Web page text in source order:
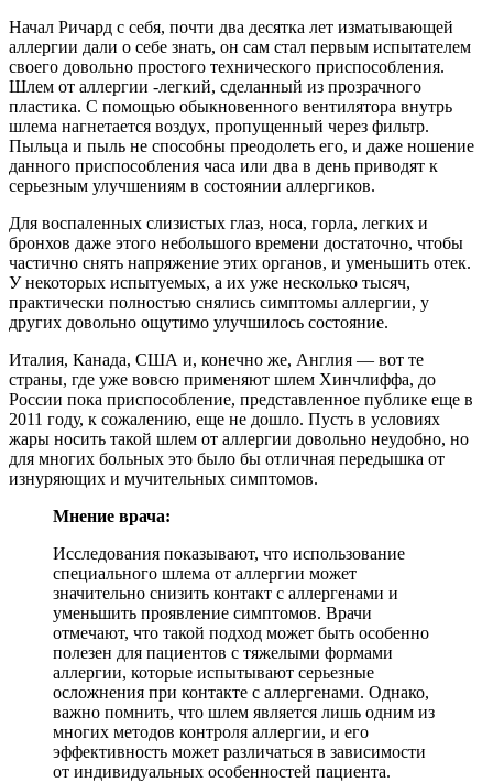
Начал Ричард с себя, почти два десятка лет изматывающей
аллергии дали о себе знать, он сам стал первым испытателем
своего довольно простого технического приспособления.
Шлем от аллергии -легкий, сделанный из прозрачного
пластика. С помощью обыкновенного вентилятора внутрь
шлема нагнетается воздух, пропущенный через фильтр.
Пыльца и пыль не способны преодолеть его, и даже ношение
данного приспособления часа или два в день приводят к
серьезным улучшениям в состоянии аллергиков.
Для воспаленных слизистых глаз, носа, горла, легких и
бронхов даже этого небольшого времени достаточно, чтобы
частично снять напряжение этих органов, и уменьшить отек.
У некоторых испытуемых, а их уже несколько тысяч,
практически полностью снялись симптомы аллергии, у
других довольно ощутимо улучшилось состояние.
Италия, Канада, США и, конечно же, Англия — вот те
страны, где уже вовсю применяют шлем Хинчлиффа, до
России пока приспособление, представленное публике еще в
2011 году, к сожалению, еще не дошло. Пусть в условиях
жары носить такой шлем от аллергии довольно неудобно, но
для многих больных это было бы отличная передышка от
изнуряющих и мучительных симптомов.
Мнение врача:
Исследования показывают, что использование
специального шлема от аллергии может
значительно снизить контакт с аллергенами и
уменьшить проявление симптомов. Врачи
отмечают, что такой подход может быть особенно
полезен для пациентов с тяжелыми формами
аллергии, которые испытывают серьезные
осложнения при контакте с аллергенами. Однако,
важно помнить, что шлем является лишь одним из
многих методов контроля аллергии, и его
эффективность может различаться в зависимости
от индивидуальных особенностей пациента.